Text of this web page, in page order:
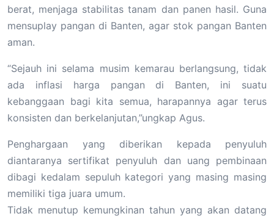
berat, menjaga stabilitas tanam dan panen hasil. Guna
mensuplay pangan di Banten, agar stok pangan Banten
aman.
“Sejauh ini selama musim kemarau berlangsung, tidak
ada inflasi harga pangan di Banten, ini suatu
kebanggaan bagi kita semua, harapannya agar terus
konsisten dan berkelanjutan,”ungkap Agus.
Penghargaan yang diberikan kepada penyuluh
diantaranya sertifikat penyuluh dan uang pembinaan
dibagi kedalam sepuluh kategori yang masing masing
memiliki tiga juara umum.
Tidak menutup kemungkinan tahun yang akan datang